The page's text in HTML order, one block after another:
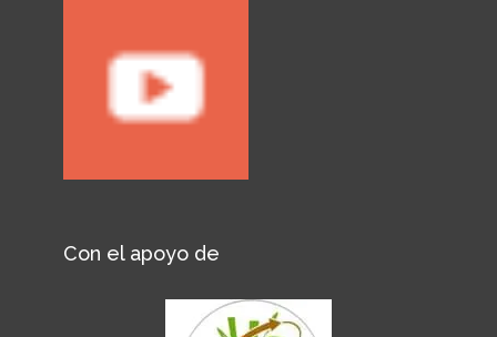
Con el apoyo de